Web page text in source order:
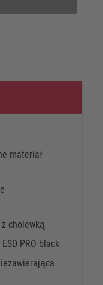
materiał
cholewką
PRO black